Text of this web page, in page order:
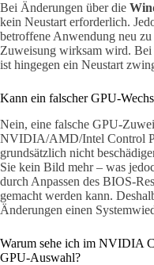
Bei Änderungen über die
kein Neustart erforderlich.
betroffene Anwendung neu
Zuweisung wirksam wird.
ist hingegen ein Neustart
Kann ein falscher GPU-
Nein, eine falsche GPU-
NVIDIA/AMD/Intel Control
grundsätzlich nicht
Sie kein Bild mehr – was
durch Anpassen des BIOS-
gemacht werden kann.
Änderungen einen
Warum sehe ich im NVIDIA
GPU-Auswahl?